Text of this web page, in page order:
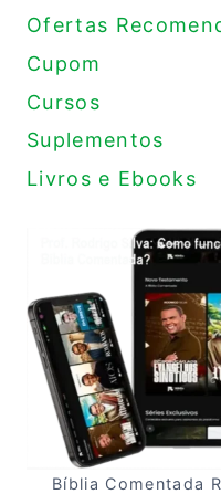
Ofertas
Cupom
Cursos
Suplementos
Livros e Ebooks
Bíblia Comentada